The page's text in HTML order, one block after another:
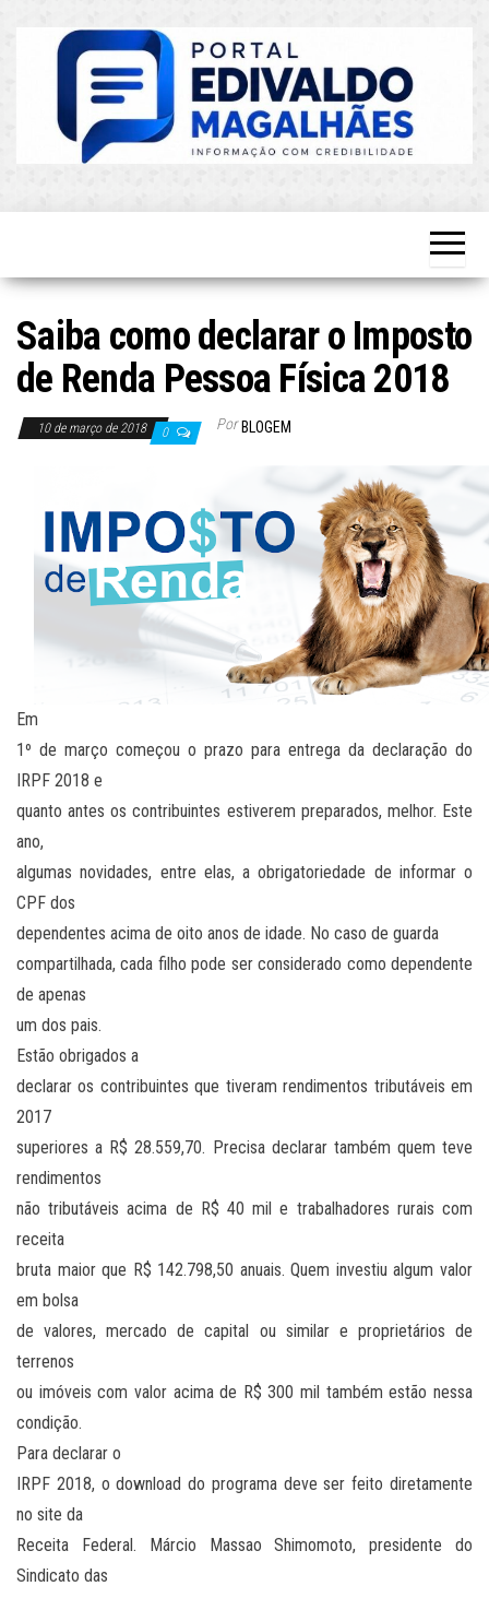
Atualizado!
Saiba como declarar o Imposto
de Renda Pessoa Física 2018
10 de março de 2018 0 Por BLOGEM
Em
1º de março começou o prazo para entrega da declaração do
IRPF 2018 e
quanto antes os contribuintes estiverem preparados, melhor. Este
ano,
algumas novidades, entre elas, a obrigatoriedade de informar o
CPF dos
dependentes acima de oito anos de idade. No caso de guarda
compartilhada, cada filho pode ser considerado como dependente
de apenas
um dos pais.
Estão obrigados a
declarar os contribuintes que tiveram rendimentos tributáveis em
2017
superiores a R$ 28.559,70. Precisa declarar também quem teve
rendimentos
não tributáveis acima de R$ 40 mil e trabalhadores rurais com
receita
bruta maior que R$ 142.798,50 anuais. Quem investiu algum valor
em bolsa
de valores, mercado de capital ou similar e proprietários de
terrenos
ou imóveis com valor acima de R$ 300 mil também estão nessa
condição.
Para declarar o
IRPF 2018, o download do programa deve ser feito diretamente
no site da
Receita Federal. Márcio Massao Shimomoto, presidente do
Sindicato das